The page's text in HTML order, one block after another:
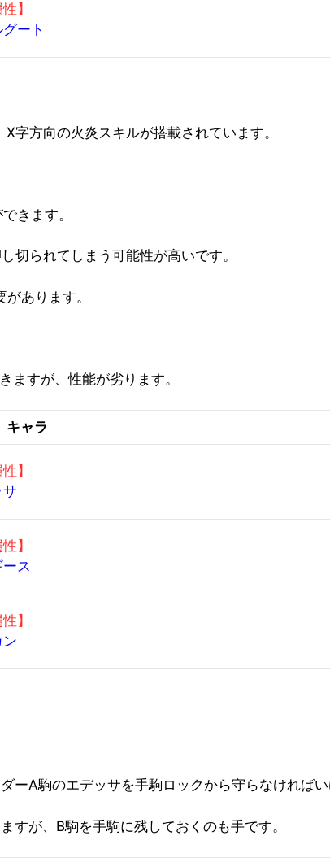
】
グート
字方向の火炎スキルが搭載されています。
きます。
切られてしまう可能性が高いです。
あります。
ますが、性能が劣ります。
キャラ
】
サ
】
ス
】
A駒のエデッサを手駒ロックから守らなければい
すが、B駒を手駒に残しておくのも手です。